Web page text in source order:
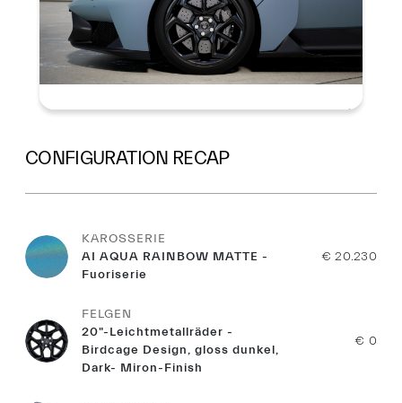
CONFIGURATION RECAP
KAROSSERIE
AI AQUA RAINBOW MATTE -
Fuoriserie
€ 20.230
FELGEN
20"-Leichtmetallräder -
Birdcage Design, gloss dunkel,
Dark- Miron-Finish
€ 0